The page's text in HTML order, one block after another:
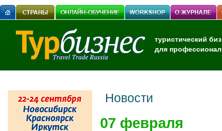
туристический
для
Новости
07 февраля